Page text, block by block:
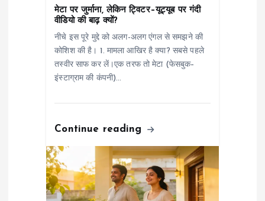
मेटा पर जुर्माना, लेकिन ट्विटर–यूट्यूब पर गंदी
वीडियो की बाढ़ क्यों?
नीचे इस पूरे मुद्दे को अलग-अलग एंगल से समझने की
कोशिश की है। 1. मामला आखिर है क्या? सबसे पहले
तस्वीर साफ कर लें।एक तरफ तो मेटा (फेसबुक–
इंस्टाग्राम की कंपनी)…
Continue reading